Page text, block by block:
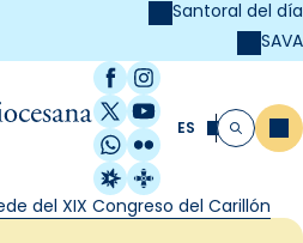
Santoral del día
SAVA
Facebook
Instagram
X / Twitter
YouTube
WhatsApp
Flickr
Radio Estel
Catalunya
ES Buscar
del XIX Congreso del Carillón